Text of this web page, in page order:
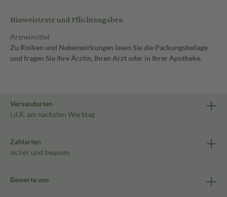
Hinweistexte und Pflichtangaben
Arzneimittel
Zu Risiken und Nebenwirkungen lesen Sie die Packungsbeilage
und fragen Sie Ihre Ärztin, Ihren Arzt oder in Ihrer Apotheke.
Versandarten
i.d.R. am nächsten Werktag
Zahlarten
sicher und bequem
Bewerte uns